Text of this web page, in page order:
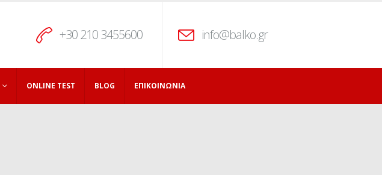
+30 210 3455600 info@balko.gr
ONLINE TEST BLOG ΕΠΙΚΟΙΝΩΝΊΑ